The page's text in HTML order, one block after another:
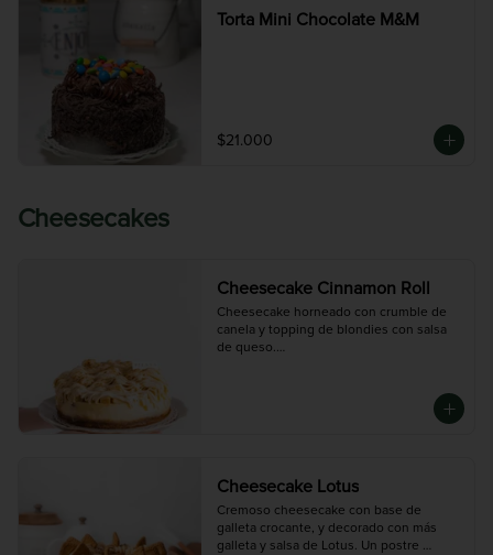
Torta Mini Chocolate M&M
$21.000
Cheesecakes
Cheesecake Cinnamon Roll
Cheesecake horneado con crumble de
canela y topping de blondies con salsa
de queso.
porciones),  Grande (14-16 porciones)
Cheesecake Lotus
Cremoso cheesecake con base de
galleta crocante, y decorado con más
galleta y salsa de Lotus. Un postre